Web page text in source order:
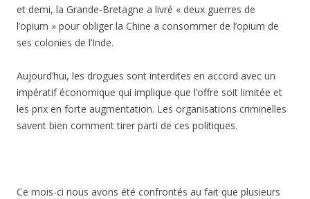
et demi, la Grande-Bretagne a livré « deux guerres de
l’opium » pour obliger la Chine a consommer de l’opium de
ses colonies de l’Inde.
Aujourd’hui, les drogues sont interdites en accord avec un
impératif économique qui implique que l’offre soit limitée et
les prix en forte augmentation. Les organisations criminelles
savent bien comment tirer parti de ces politiques.
Ce mois-ci nous avons été confrontés au fait que plusieurs